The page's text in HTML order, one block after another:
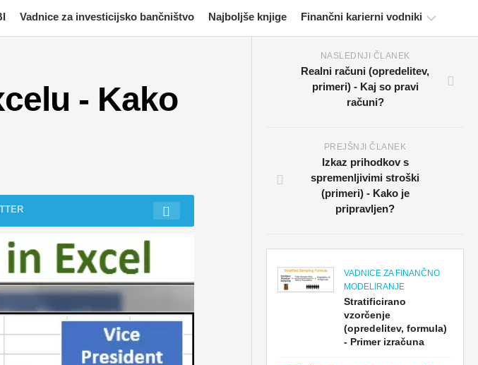
Vadnice za investicijsko bančništvo Najboljše knjige Finančni karierni vodniki
Viri
za
potrjevanje
za
finančno
modeliranje
oblika
Vadnice
obvladovanje
tveganj
- Kako
NASLEDNJI ČLANEK
Realni računi (opredelitev,
primeri) - Kaj so pravi
računi?
PREJŠNJI ČLANEK
Izkaz prihodkov s
spremenljivimi stroški
(primeri) - Kako je
pripravljen?
VADNICE ZA FINANČNO
MODELIRANJE
Stratificirano
vzorčenje
(opredelitev, formula)
- Primer izračuna